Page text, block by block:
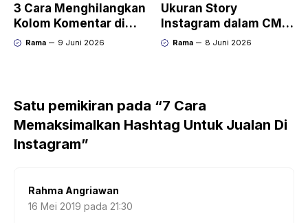
3 Cara Menghilangkan
Kolom Komentar di
Post Instagram
Rama 9 Juni 2026
Ukuran Story
Instagram dalam CM
dan Pixel +
Rama 8 Juni 2026
Satu pemikiran pada “7 Cara
Memaksimalkan Hashtag Untuk Jualan Di
Instagram”
Rahma Angriawan
16 Mei 2019 pada 21:30